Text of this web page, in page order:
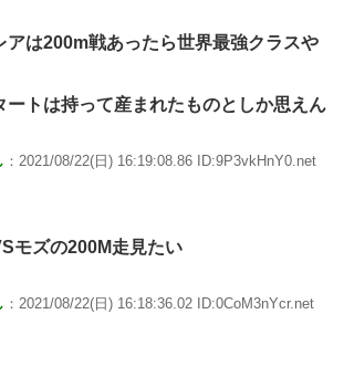
アは200m戦あったら世界最強クラスや
ートは持って産まれたものとしか思えん
：2021/08/22(日) 16:19:08.86 ID:9P3vkHnY0.net
モズの200M走見たい
：2021/08/22(日) 16:18:36.02 ID:0CoM3nYcr.net